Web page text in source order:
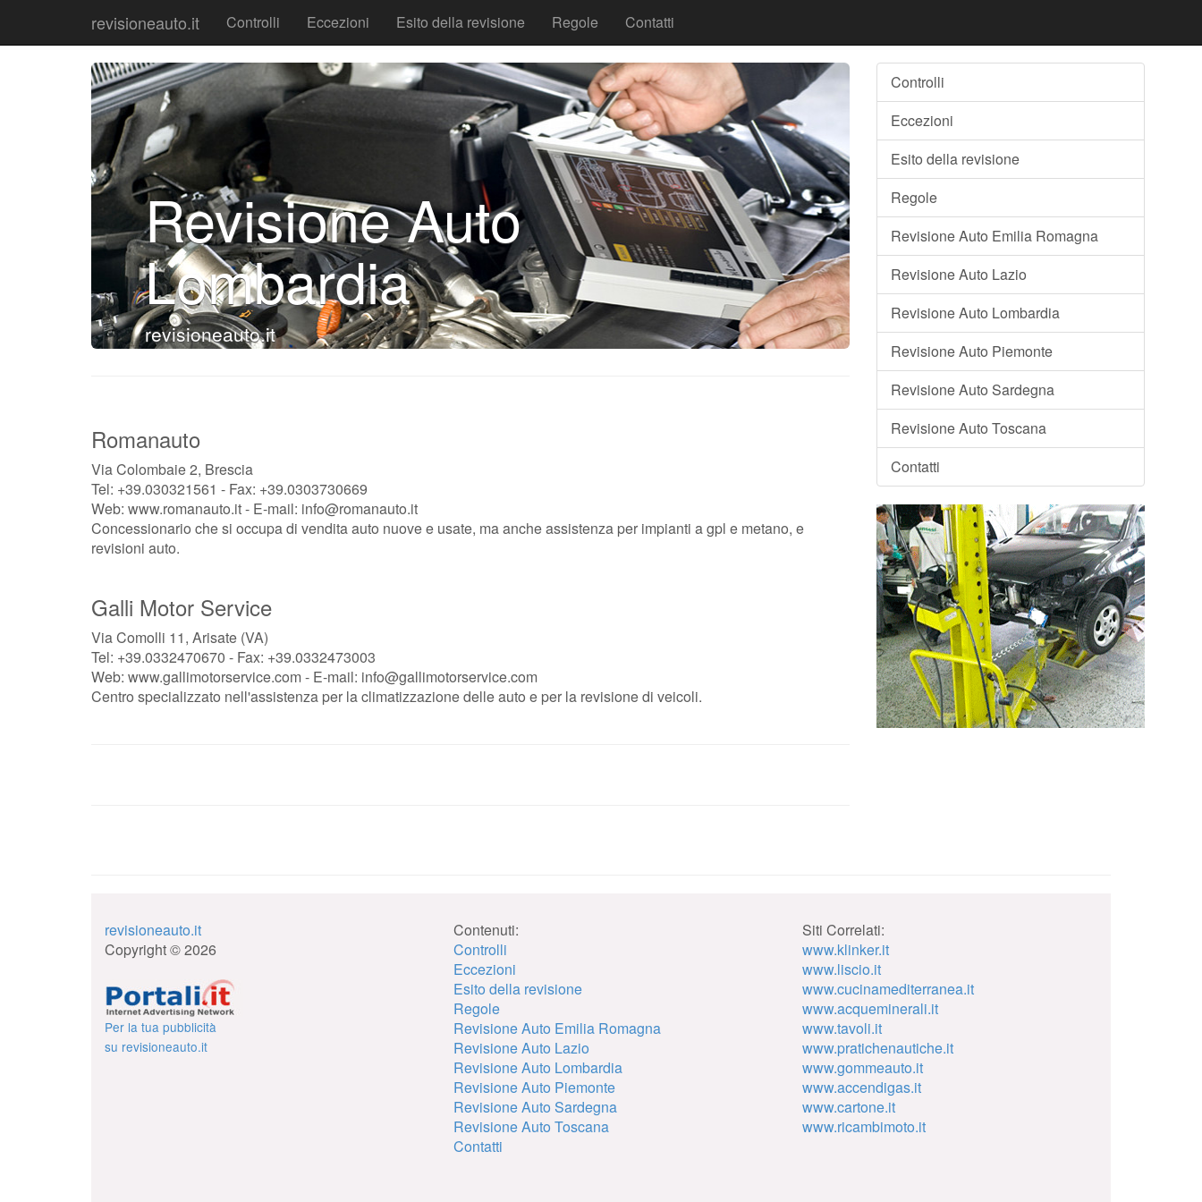
revisioneauto.it Controlli Eccezioni Esito della revisione Regole Contatti
Revisione Auto
Lombardia
revisioneauto.it
Romanauto
Via Colombaie 2, Brescia
Tel: +39.030321561 - Fax: +39.0303730669
Web: www.romanauto.it - E-mail: info@romanauto.it
Concessionario che si occupa di vendita auto nuove e usate, ma anche assistenza per impianti a gpl e metano, e
revisioni auto.
Galli Motor Service
Via Comolli 11, Arisate (VA)
Tel: +39.0332470670 - Fax: +39.0332473003
Web: www.gallimotorservice.com - E-mail: info@gallimotorservice.com
Centro specializzato nell'assistenza per la climatizzazione delle auto e per la revisione di veicoli.
Controlli
Eccezioni
Esito della revisione
Regole
Revisione Auto Emilia Romagna
Revisione Auto Lazio
Revisione Auto Lombardia
Revisione Auto Piemonte
Revisione Auto Sardegna
Revisione Auto Toscana
Contatti
revisioneauto.it
Copyright © 2026
Per la tua pubblicità
su revisioneauto.it
Contenuti:
Controlli
Eccezioni
Esito della revisione
Regole
Revisione Auto Emilia Romagna
Revisione Auto Lazio
Revisione Auto Lombardia
Revisione Auto Piemonte
Revisione Auto Sardegna
Revisione Auto Toscana
Contatti
Siti Correlati:
www.klinker.it
www.liscio.it
www.cucinamediterranea.it
www.acqueminerali.it
www.tavoli.it
www.pratichenautiche.it
www.gommeauto.it
www.accendigas.it
www.cartone.it
www.ricambimoto.it